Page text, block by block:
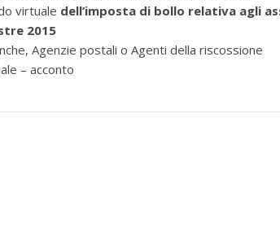
virtuale dell’imposta di bollo relativa agli
2015
Agenzie postali o Agenti della riscossione
– acconto